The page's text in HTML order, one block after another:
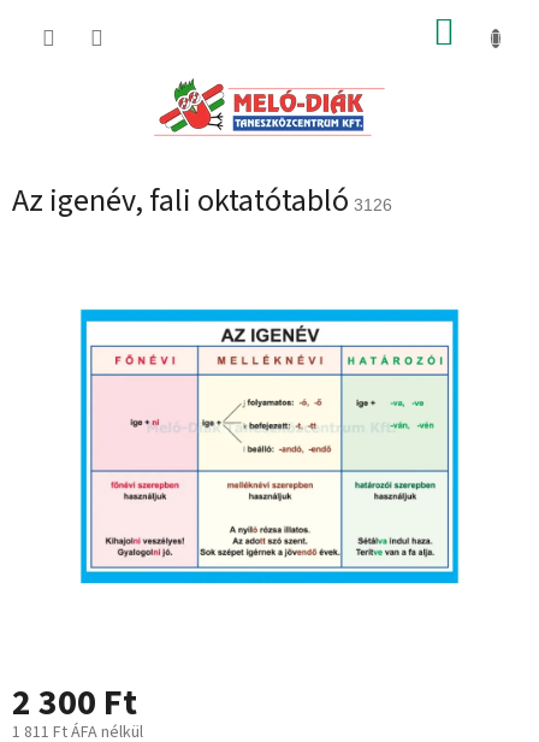
KOSÁR
Az igenév, fali oktatótabló 3126
2 300 Ft
1 811 Ft ÁFA nélkül